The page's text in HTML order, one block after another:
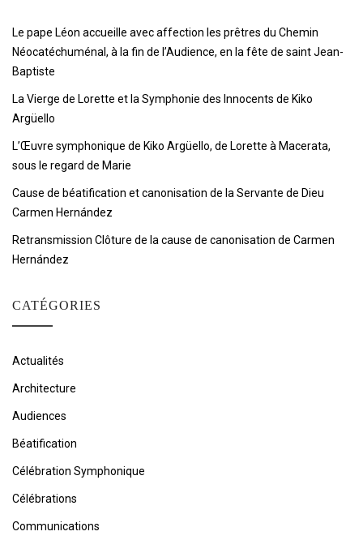
Le pape Léon accueille avec affection les prêtres du Chemin
Néocatéchuménal, à la fin de l’Audience, en la fête de saint Jean-
Baptiste
La Vierge de Lorette et la Symphonie des Innocents de Kiko
Argüello
L’Œuvre symphonique de Kiko Argüello, de Lorette à Macerata,
sous le regard de Marie
Cause de béatification et canonisation de la Servante de Dieu
Carmen Hernández
Retransmission Clôture de la cause de canonisation de Carmen
Hernández
CATÉGORIES
Actualités
Architecture
Audiences
Béatification
Célébration Symphonique
Célébrations
Communications